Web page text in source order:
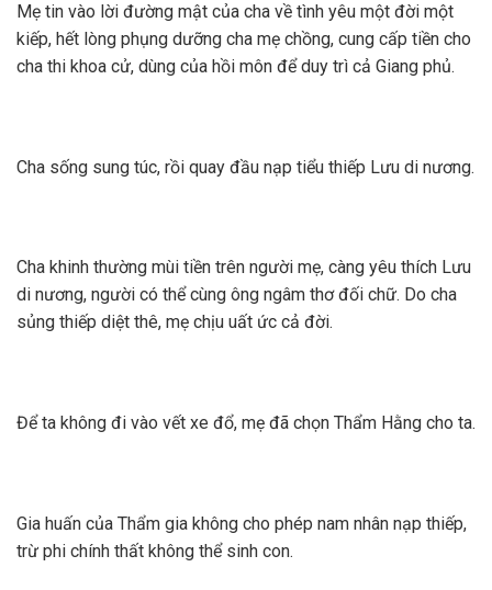
Mẹ tin vào lời đường mật của cha về tình yêu một đời một
kiếp, hết lòng phụng dưỡng cha mẹ chồng, cung cấp tiền cho
cha thi khoa cử, dùng của hồi môn để duy trì cả Giang phủ.
Cha sống sung túc, rồi quay đầu nạp tiểu thiếp Lưu di nương.
Cha khinh thường mùi tiền trên người mẹ, càng yêu thích Lưu
di nương, người có thể cùng ông ngâm thơ đối chữ. Do cha
sủng thiếp diệt thê, mẹ chịu uất ức cả đời.
Để ta không đi vào vết xe đổ, mẹ đã chọn Thẩm Hằng cho ta.
Gia huấn của Thẩm gia không cho phép nam nhân nạp thiếp,
trừ phi chính thất không thể sinh con.